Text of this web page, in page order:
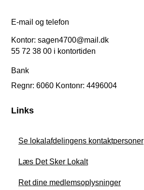
E-mail og telefon
Kontor: sagen4700@mail.dk
55 72 38 00 i kontortiden
Bank
Regnr: 6060 Kontonr: 4496004
Links
Se lokalafdelingens kontaktpersoner
Læs Det Sker Lokalt
Ret dine medlemsoplysninger